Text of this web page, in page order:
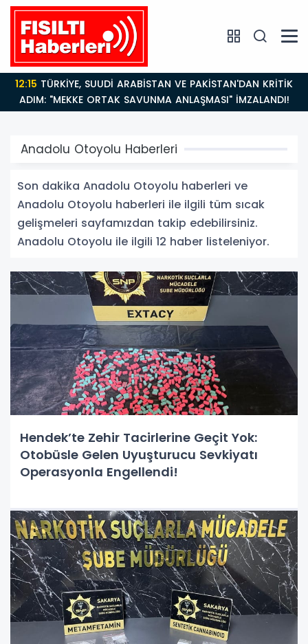
12:15
ADIM: "MEKKE ORTAK SAVUNMA ANLAŞMASI" İMZALANDI!
Anadolu Otoyolu Haberleri
Son dakika Anadolu Otoyolu haberleri ve
Anadolu Otoyolu haberleri ile ilgili tüm sıcak
gelişmeleri sayfamızdan takip edebilirsiniz.
Anadolu Otoyolu ile ilgili 12 haber listeleniyor.
Hendek’te Zehir Tacirlerine Geçit Yok:
Otobüsle Gelen Uyuşturucu Sevkiyatı
Operasyonla Engellendi!